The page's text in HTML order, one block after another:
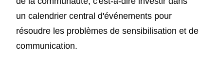
un calendrier central d'événements pour
résoudre les problèmes de sensibilisation et de
communication.